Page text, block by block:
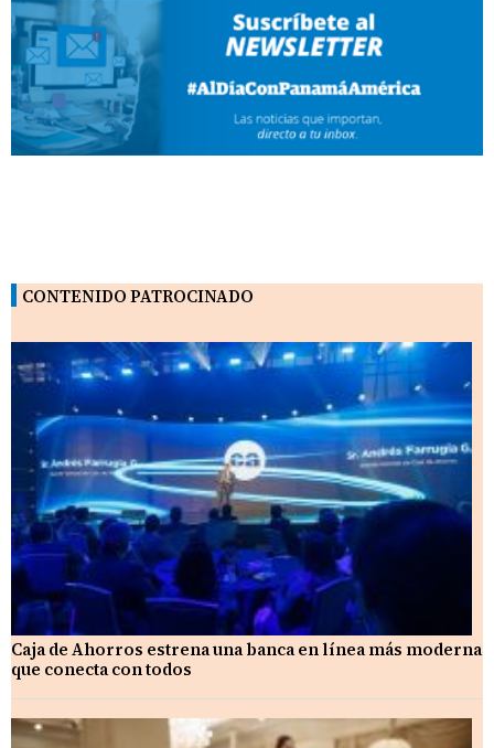
CONTENIDO PATROCINADO
Caja de Ahorros estrena una banca en línea más moderna
que conecta con todos